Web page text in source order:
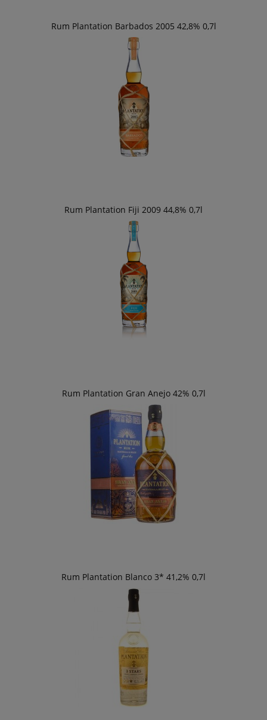
Rum Plantation Barbados 2005 42,8% 0,7l
Rum Plantation Fiji 2009 44,8% 0,7l
Rum Plantation Gran Anejo 42% 0,7l
Rum Plantation Blanco 3* 41,2% 0,7l